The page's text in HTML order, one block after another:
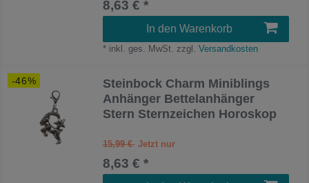
8,63 € *
In den Warenkorb
* inkl. ges. MwSt. zzgl. Versandkosten
-46%
Steinbock Charm Miniblings
Anhänger Bettelanhänger
Stern Sternzeichen Horoskop
15,99 €
8,63 € *